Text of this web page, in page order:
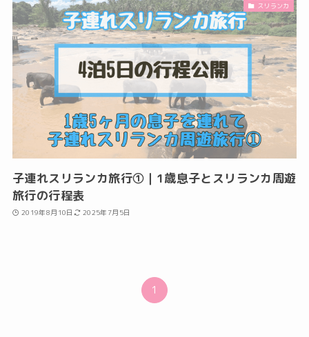
スリランカ
子連れスリランカ旅行①｜1歳息子とスリランカ周遊
旅行の行程表
2019年8月10日 2025年7月5日
1